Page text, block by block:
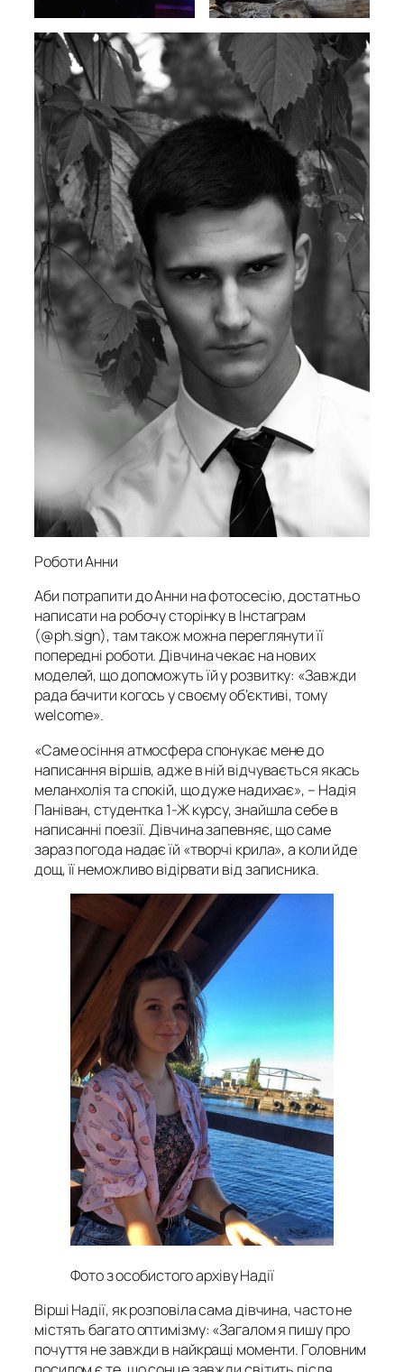
Роботи Анни
Аби потрапити до Анни на фотосесію, достатньо
написати на робочу сторінку в Інстаграм
(@ph.sign), там також можна переглянути її
попередні роботи. Дівчина чекає на нових
моделей, що допоможуть їй у розвитку: «Завжди
рада бачити когось у своєму об’єктиві, тому
welcome».
«Саме осіння атмосфера спонукає мене до
написання віршів, адже в ній відчувається якась
меланхолія та спокій, що дуже надихає», – Надія
Паніван, студентка 1-Ж курсу, знайшла себе в
написанні поезії.Дівчина запевняє, що саме
зараз погода надає їй «творчі крила», а коли йде
дощ, її неможливо відірвати від записника.
Фото з особистого архіву Надії
Вірші Надії, як розповіла сама дівчина, часто не
містять багато оптимізму: «Загалом я пишу про
почуття не завжди в найкращі моменти. Головним